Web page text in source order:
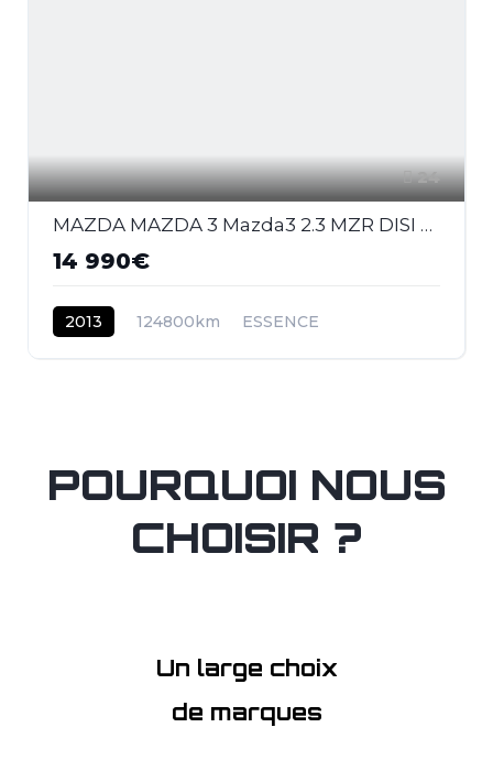
24
MAZDA MAZDA 3 Mazda3 2.3 MZR DISI Turbo - 260 2009 BERLINE MPS PHASE 1
14 990€
2013 124800km ESSENCE
POURQUOI NOUS
CHOISIR ?
Un large choix
de marques